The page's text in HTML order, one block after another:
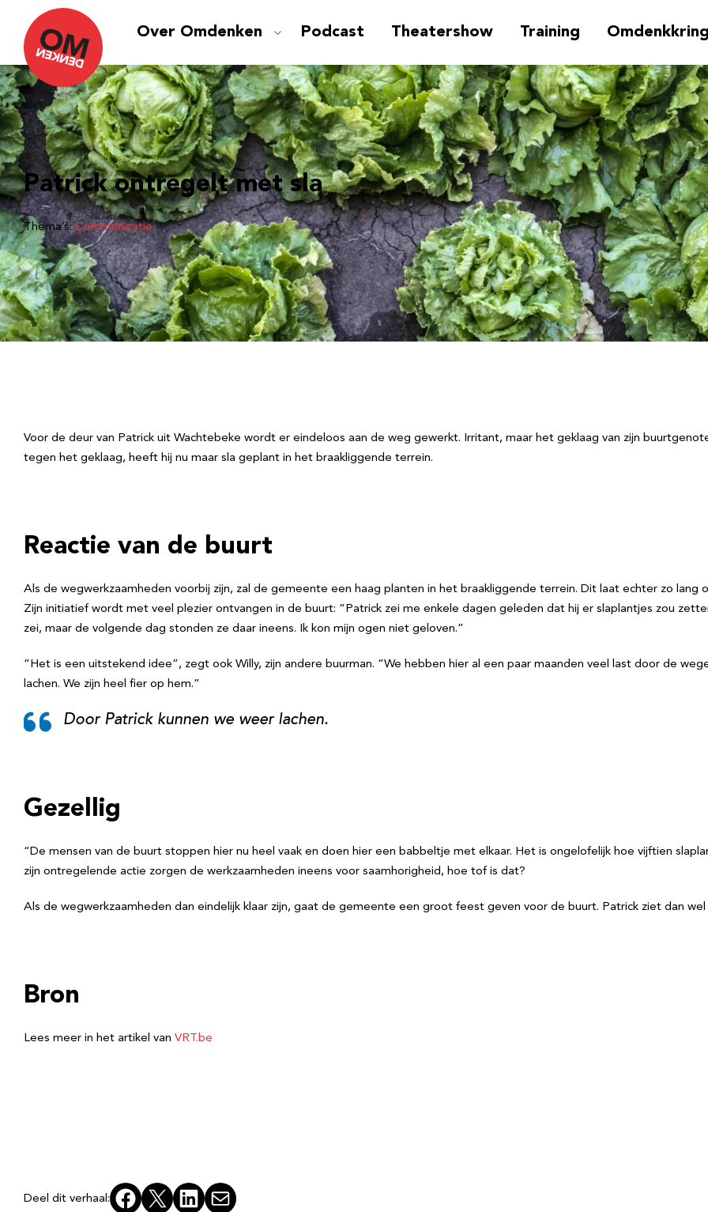
Over Omdenken Podcast Theatershow Training
Patrick ontregelt met sla
Thema’s:Communicatie
Voor de deur van Patrick uit Wachtebeke wordt er eindeloos aan de weg gewerkt. Irritant, maar het geklaag van zijn
tegen het geklaag, heeft hij nu maar sla geplant in het braakliggende terrein.
Reactie van de buurt
Als de wegwerkzaamheden voorbij zijn, zal de gemeente een haag planten in het braakliggende terrein. Dit laat echter zo lang
Zijn initiatief wordt met veel plezier ontvangen in de buurt: “Patrick zei me enkele dagen geleden dat hij er slaplantjes zou
zei, maar de volgende dag stonden ze daar ineens. Ik kon mijn ogen niet geloven.”
“Het is een uitstekend idee”, zegt ook Willy, zijn andere buurman. “We hebben hier al een paar maanden veel last door de
lachen. We zijn heel fier op hem.”
Door Patrick kunnen we weer lachen.
Gezellig
“De mensen van de buurt stoppen hier nu heel vaak en doen hier een babbeltje met elkaar. Het is ongelofelijk hoe vijftien
zijn ontregelende actie zorgen de werkzaamheden ineens voor saamhorigheid, hoe tof is dat?
Als de wegwerkzaamheden dan eindelijk klaar zijn, gaat de gemeente een groot feest geven voor de buurt. Patrick ziet dan
Bron
Lees meer in het artikel van VRT.be
Deel dit verhaal: Facebook
X LinkedInE-mail